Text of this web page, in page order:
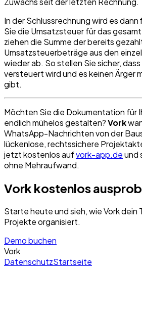
In der Schlussrechnung wird es
Sie die Umsatzsteuer für das
ziehen die Summe der bereits
Umsatzsteuerbeträge aus den
wieder ab. So stellen Sie sicher,
versteuert wird und es keinen Ärger
gibt.
Möchten Sie die Dokumentation für
endlich mühelos gestalten?Vork
WhatsApp-Nachrichten von der
lückenlose, rechtssichere
jetzt kostenlos aufvork-app.deund
ohne Mehraufwand.
Vork kostenlos
Starte heute und sieh, wie Vork dein
Projekte organisiert.
Demo buchen
Vork
DatenschutzStartseite